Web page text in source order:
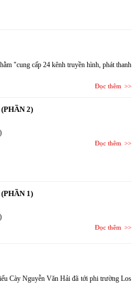
"cung cấp 24 kênh truyền hình, phát thanh
Đọc thêm
2)
Đọc thêm
1)
Đọc thêm
Cày Nguyễn Văn Hải đã tới phi trường Los